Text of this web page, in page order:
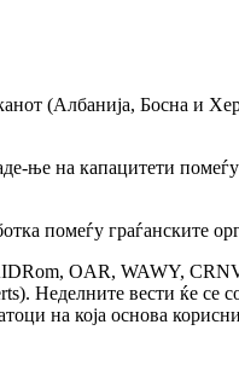
(Албанија, Босна и
ње на капацитети
помеѓу граѓанските
OAR, WAWY,
Неделните вести ќе се
на која основа